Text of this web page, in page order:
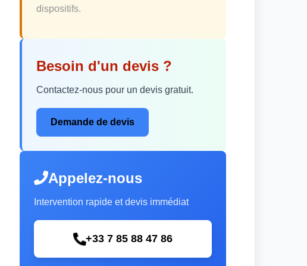
dispositifs.
Besoin d'un devis ?
Contactez-nous pour un devis gratuit.
Demande de devis
Appelez-nous
Intervention rapide et devis immédiat
+33 7 85 88 47 86